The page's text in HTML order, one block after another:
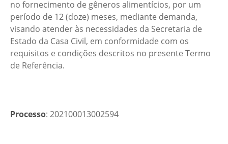
no fornecimento de gêneros alimentícios, por um
período de 12 (doze) meses, mediante demanda,
visando atender às necessidades da Secretaria de
Estado da Casa Civil, em conformidade com os
requisitos e condições descritos no presente Termo
de Referência.
Processo: 202100013002594